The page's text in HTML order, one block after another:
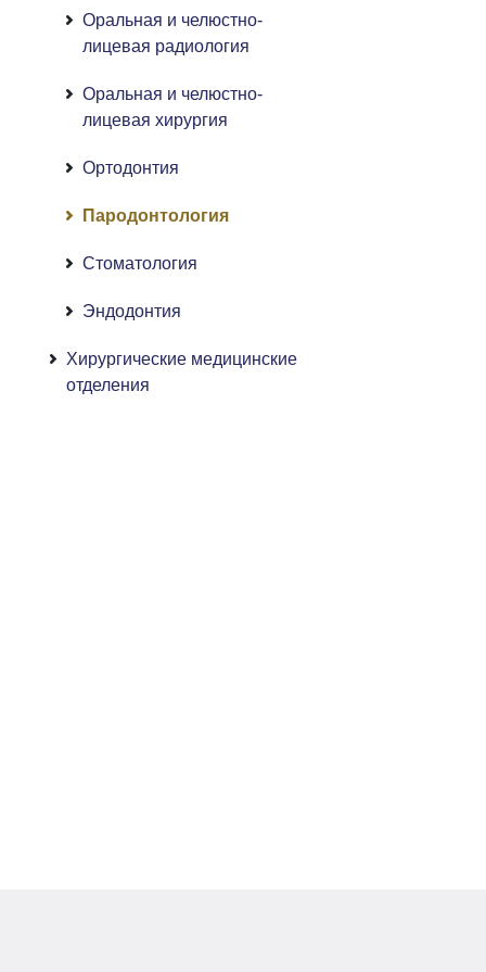
Оральная и челюстно-
лицевая радиология
Оральная и челюстно-
лицевая хирургия
Ортодонтия
Пародонтология
Стоматология
Эндодонтия
Хирургические медицинские
отделения